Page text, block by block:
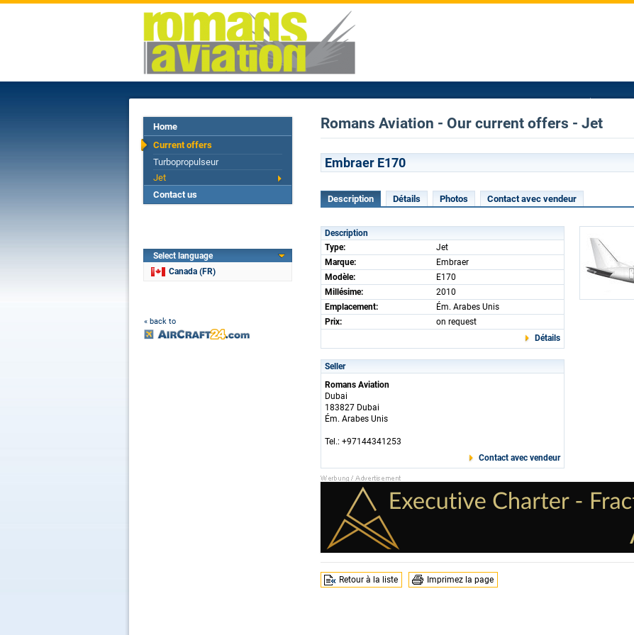
Home
Current offers
Turbopropulseur
Jet
Contact us
Select language
Canada (FR)
« back to
Romans Aviation - Our current offers - Jet
Embraer E170
Description Détails Photos Contact avec vendeur
Description
Type:
Jet
Marque:
Embraer
Modèle:
E170
Millésime:
2010
Emplacement:
Ém. Arabes Unis
Prix:
on request
Détails
Seller
Romans Aviation
Dubai
183827 Dubai
Ém. Arabes Unis
Tel.: +97144341253
Contact avec vendeur
Retour à la liste Imprimez la page